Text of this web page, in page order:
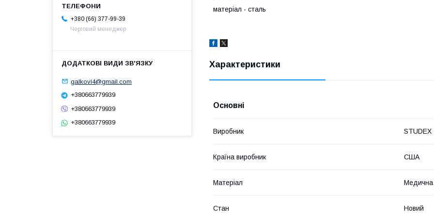
матеріал - сталь
Характеристики
Основні
Виробник STUDEX
Країна виробник США
Матеріал Медична
Стан Новий
+380 (66) 377-99-39
Черговий менеджер
galkovi4@gmail.com
+380663779939
+380663779939
+380663779939